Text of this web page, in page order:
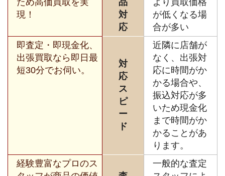
現！
対
応
が低くなる場
合が多い
即査定・即現金化、
出張買取なら即日最
短30分でお伺い。
対
応
ス
ピ
ー
ド
近隣に店舗が
なく、出張対
応に時間がか
かる場合や、
振込対応が多
いため現金化
まで時間がか
かることがあ
ります。
経験豊富なプロのス
一般的な査定